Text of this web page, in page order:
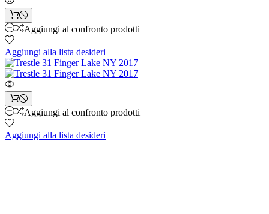
Aggiungi al confronto prodotti
Aggiungi alla lista desideri
Aggiungi al confronto prodotti
Aggiungi alla lista desideri